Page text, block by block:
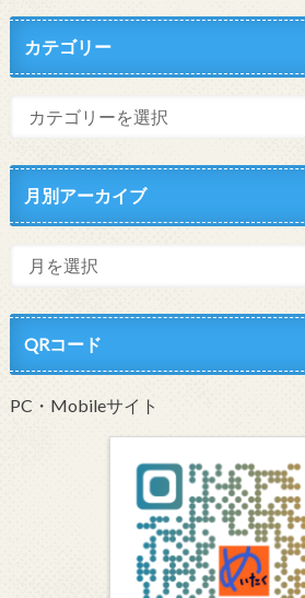
カテゴリー
月別アーカイブ
QRコード
PC・Mobileサイト